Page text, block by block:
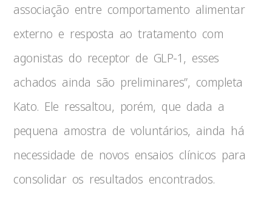
associação entre comportamento alimentar
externo e resposta ao tratamento com
agonistas do receptor de GLP-1, esses
achados ainda são preliminares”, completa
Kato. Ele ressaltou, porém, que dada a
pequena amostra de voluntários, ainda há
necessidade de novos ensaios clínicos para
consolidar os resultados encontrados.